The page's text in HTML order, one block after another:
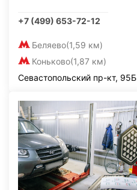
+7 (499) 653-72-12
Беляево(1,59 км)
Коньково(1,87 км)
Севастопольский пр-кт, 95Б